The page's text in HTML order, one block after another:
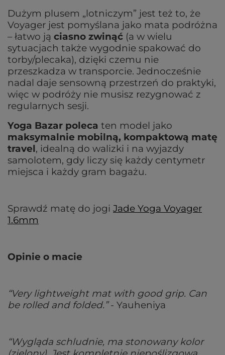
Dużym plusem „lotniczym” jest też to, że
Voyager jest pomyślana jako mata podróżna
– łatwo ją ciasno zwinąć (a w wielu
sytuacjach także wygodnie spakować do
torby/plecaka), dzięki czemu nie
przeszkadza w transporcie. Jednocześnie
nadal daje sensowną przestrzeń do praktyki,
więc w podróży nie musisz rezygnować z
regularnych sesji.
Yoga Bazar poleca ten model jako
maksymalnie mobilną, kompaktową matę
travel, idealną do walizki i na wyjazdy
samolotem, gdy liczy się każdy centymetr
miejsca i każdy gram bagażu.
Sprawdź matę do jogi Jade Yoga Voyager
1.6mm
Opinie o macie
“Very lightweight mat with good grip. Can
be rolled and folded.”- Yauheniya
“Wygląda schludnie, ma stonowany kolor